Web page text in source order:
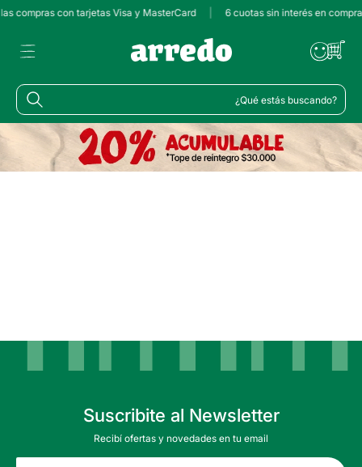
compras con tarjetas Visa y MasterCard 6 cuotas sin interés en
¿Qué estás buscando?
Suscribite al Newsletter
Recibí ofertas y novedades en tu email